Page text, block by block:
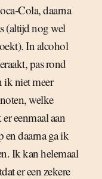
Cola, daarna
(altijd nog wel
In alcohol
pas rond
ik niet meer
welke
eenmaal aan
en daarna ga ik
Ik kan helemaal
er een zekere